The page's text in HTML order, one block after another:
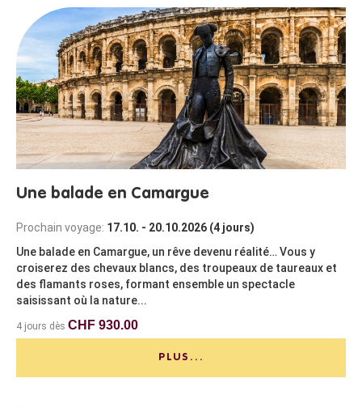
Une balade en Camargue
Prochain voyage: 17.10. - 20.10.2026 (4 jours)
Une balade en Camargue, un rêve devenu réalité… Vous y
croiserez des chevaux blancs, des troupeaux de taureaux et
des flamants roses, formant ensemble un spectacle
saisissant où la nature...
4 jours dès CHF 930.00
PLUS...